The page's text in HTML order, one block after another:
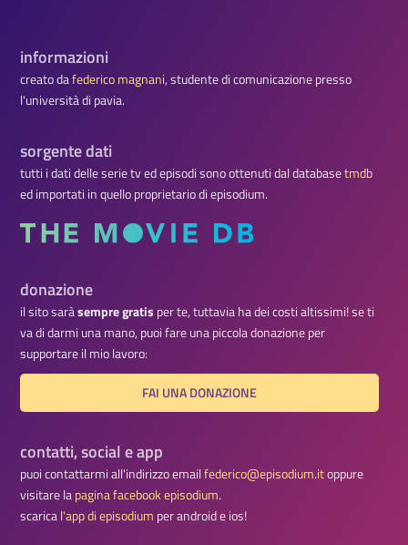
informazioni
creato dafederico magnani, studente di comunicazione presso
l'università di pavia.
sorgente dati
tutti i dati delle serie tv ed episodi sono ottenuti dal databasetmdb
ed importati in quello proprietario di episodium.
donazione
il sito saràsempre gratis per te, tuttavia ha dei costi altissimi! se ti
va di darmi una mano, puoi fare una piccola donazione per
supportare il mio lavoro:
FAI UNA DONAZIONE
contatti, social e app
puoi contattarmi all'indirizzo emailfederico@episodium.itoppure
visitare lapagina facebook episodium.
scarical'app di episodium per android e ios!